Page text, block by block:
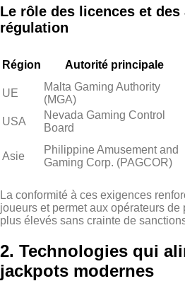
Le rôle des licences et
régulation
Région Autorité principale
UE
Malta Gaming Authority
(MGA)
USA
Nevada Gaming Control
Board
Asie
Philippine Amusement and
Gaming Corp. (PAGCOR)
La conformité à ces exigences
joueurs et permet aux opérateurs
plus élevés sans crainte de
2. Technologies qui
jackpots modernes